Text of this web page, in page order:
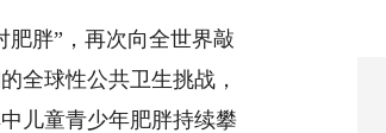
胖”，再次向全世界敲
全球性公共卫生挑战，
儿童青少年肥胖持续攀